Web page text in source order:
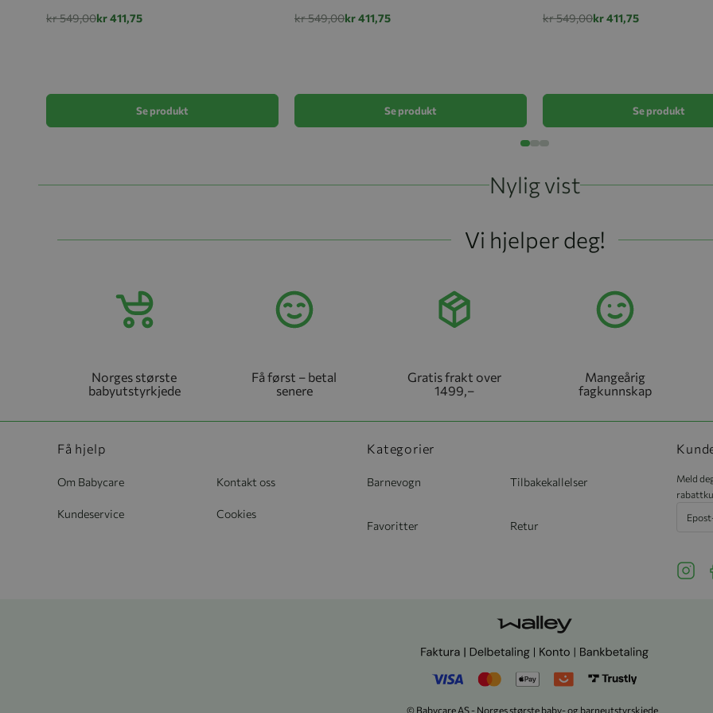
kr 549,00kr 411,75
Se produkt
kr 549,00kr 411,75
Se produkt
kr 549,00kr 411,75
Se produkt
Nylig vist
Vi hjelper deg!
Norges største
babyutstyrkjede
Få først – betal
senere
Gratis frakt over
1499,–
Mangeårig
fagkunnskap
Få hjelp
Om Babycare Kontakt oss
Kundeservice Cookies
Kategorier
Barnevogn Tilbakekallelser
Favoritter Retur
Meld
See
© Babycare AS - Norges største baby- og barneutstyrskjede